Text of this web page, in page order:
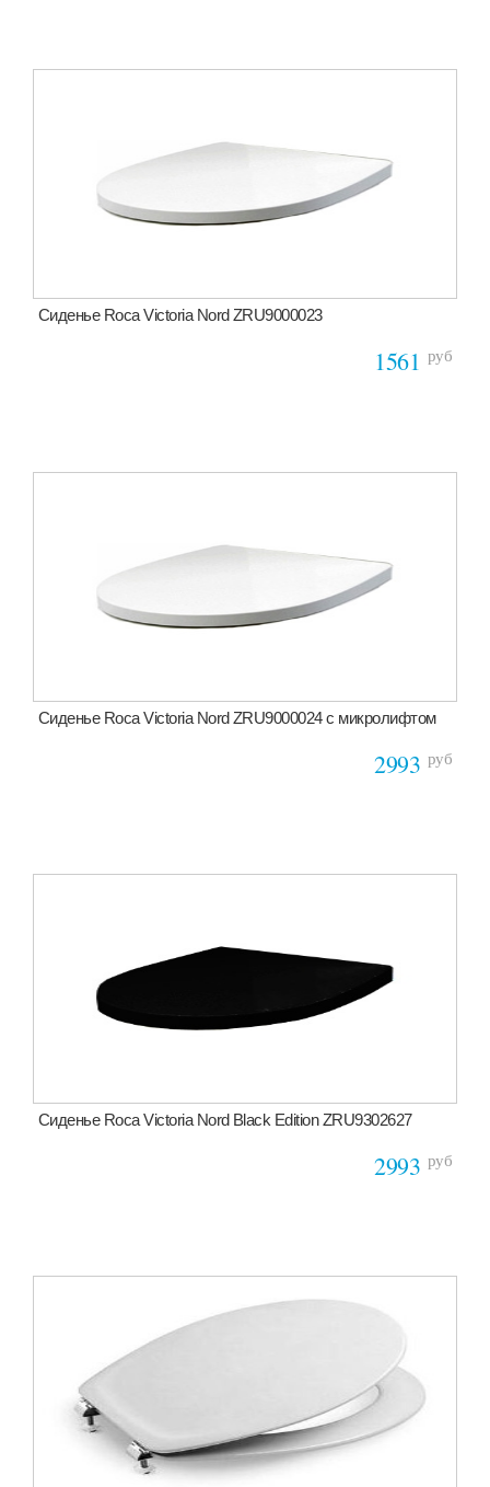
Сиденье Roca Victoria Nord ZRU9000023
1561 руб
Сиденье Roca Victoria Nord ZRU9000024 с микролифтом
2993 руб
Сиденье Roca Victoria Nord Black Edition ZRU9302627
2993 руб